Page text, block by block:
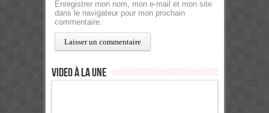
Enregistrer mon nom, mon e-mail et mon site
dans le navigateur pour mon prochain
commentaire.
Video à la Une